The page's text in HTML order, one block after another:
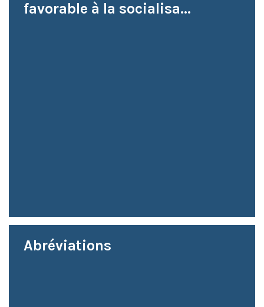
favorable à la socialisa...
Abréviations